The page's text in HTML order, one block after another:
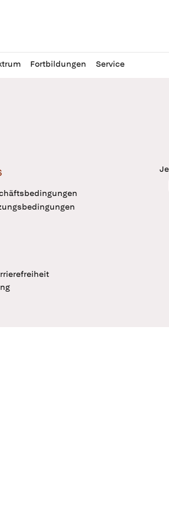
Fortbildungen Service